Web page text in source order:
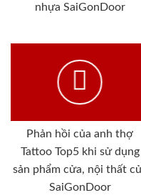
nhựa SaiGonDoor
Phản hồi của anh thợ
Tattoo Top5 khi sử dụng
sản phẩm cửa, nội thất
SaiGonDoor